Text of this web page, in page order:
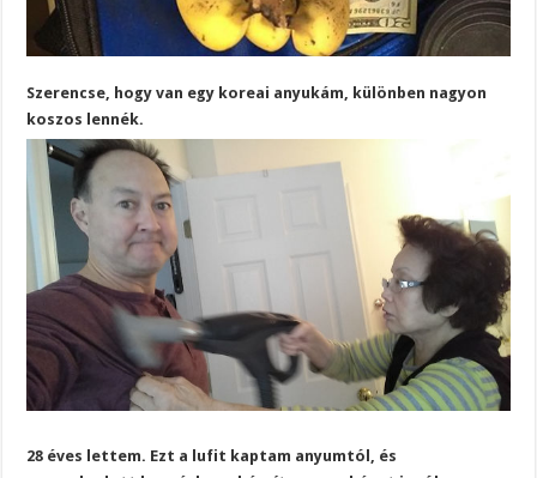
Szerencse, hogy van egy koreai anyukám, különben nagyon
koszos lennék.
28 éves lettem. Ezt a lufit kaptam anyumtól, és